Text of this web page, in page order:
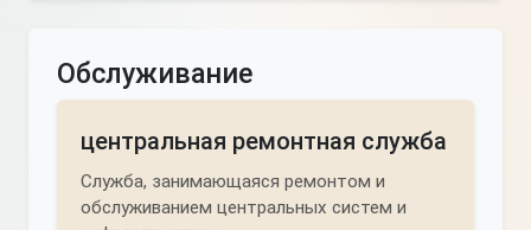
Обслуживание
центральная ремонтная служба
Служба, занимающаяся ремонтом и
обслуживанием центральных систем и